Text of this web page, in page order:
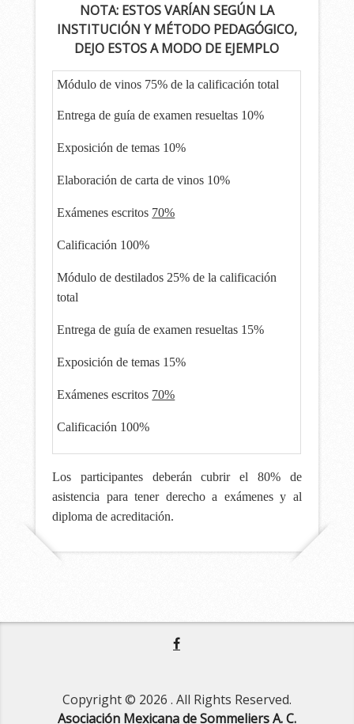
NOTA: ESTOS VARÍAN SEGÚN LA
INSTITUCIÓN Y MÉTODO PEDAGÓGICO,
DEJO ESTOS A MODO DE EJEMPLO
Módulo de vinos 75% de la calificación total
Entrega de guía de examen resueltas 10%
Exposición de temas 10%
Elaboración de carta de vinos 10%
Exámenes escritos 70%
Calificación 100%
Módulo de destilados 25% de la calificación
total
Entrega de guía de examen resueltas 15%
Exposición de temas 15%
Exámenes escritos 70%
Calificación 100%
Los participantes deberán cubrir el 80% de
asistencia para tener derecho a exámenes y al
diploma de acreditación.
Copyright © 2026 . All Rights Reserved.
Asociación Mexicana de Sommeliers A. C.